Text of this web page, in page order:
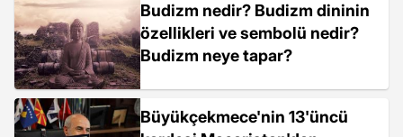
Budizm nedir? Budizm dininin
özellikleri ve sembolü nedir?
Budizm neye tapar?
Büyükçekmece'nin 13'üncü